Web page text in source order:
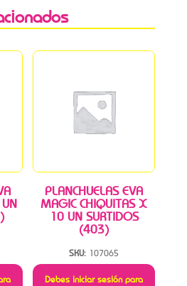
PLANCHUELAS EVA
MAGIC CHIQUITAS X
10 UN SURTIDOS
(403)
SKU: 107065
Debes iniciar sesión para